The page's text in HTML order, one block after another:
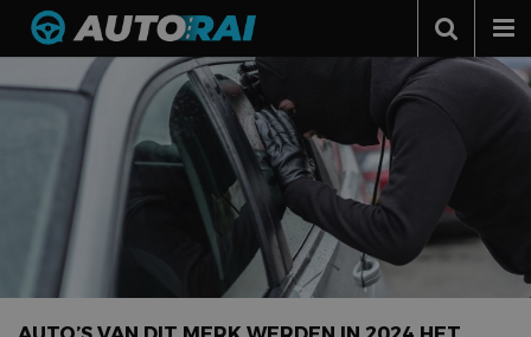
Autonieuws
Podcast
Autotests
Automerken
Adverteren
Contact